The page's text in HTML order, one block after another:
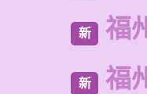
新 福
新 福